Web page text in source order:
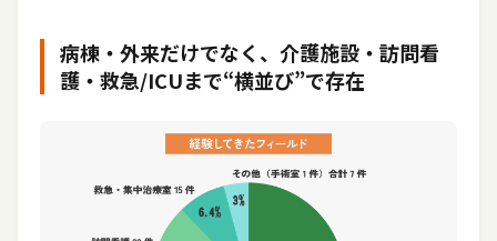
病棟・外来だけでなく、介護施設・訪問看
護・救急/ICUまで“横並び”で存在